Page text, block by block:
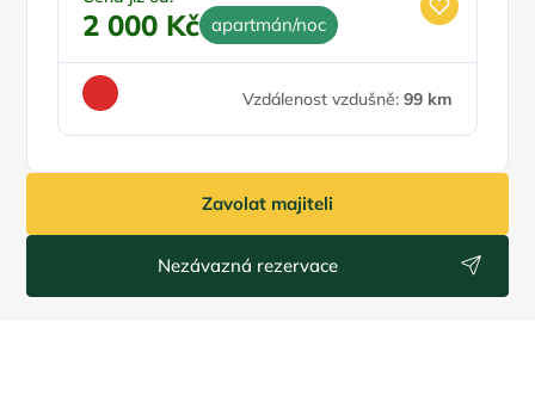
2 000 Kč apartmán/noc
Vzdálenost vzdušně: 99 km
Zavolat majiteli
Nezávazná rezervace